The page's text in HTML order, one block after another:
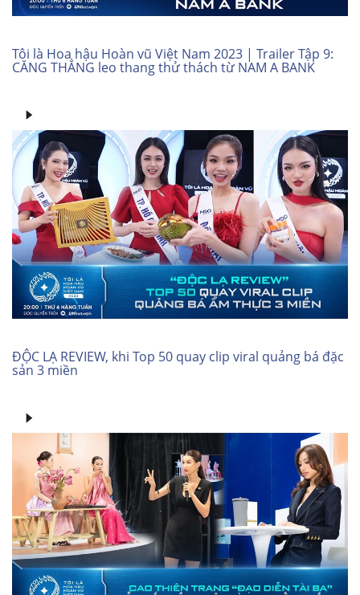
Tôi là Hoa hậu Hoàn vũ Việt Nam 2023 | Trailer Tập 9:
CĂNG THẲNG leo thang thử thách từ NAM A BANK
ĐỘC LẠ REVIEW, khi Top 50 quay clip viral quảng bá đặc
sản 3 miền